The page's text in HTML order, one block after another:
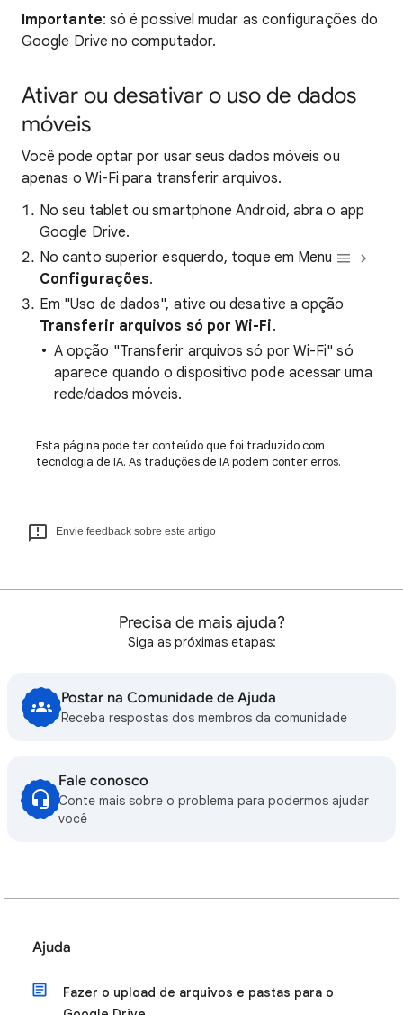
Importante: só é possível mudar as configurações do
Google Drive no computador.
Ativar ou desativar o uso de dados
móveis
Você pode optar por usar seus dados móveis ou
apenas o Wi-Fi para transferir arquivos.
No seu tablet ou smartphone Android, abra o app
Google Drive.
No canto superior esquerdo, toque em Menu
Configurações.
Em "Uso de dados", ative ou desative a opção
Transferir arquivos só por Wi-Fi.
A opção "Transferir arquivos só por Wi-Fi" só
aparece quando o dispositivo pode acessar uma
rede/dados móveis.
Esta página pode ter conteúdo que foi traduzido com
tecnologia de IA. As traduções de IA podem conter erros.
Envie feedback sobre este artigo
Precisa de mais ajuda?
Siga as próximas etapas:
Postar na Comunidade de Ajuda
Receba respostas dos membros da comunidade
Fale conosco
Conte mais sobre o problema para podermos ajudar
você
Ajuda
Fazer o upload de arquivos e pastas para o